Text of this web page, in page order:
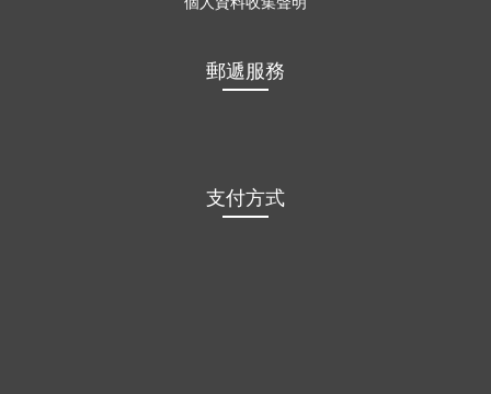
郵遞服務
支付方式